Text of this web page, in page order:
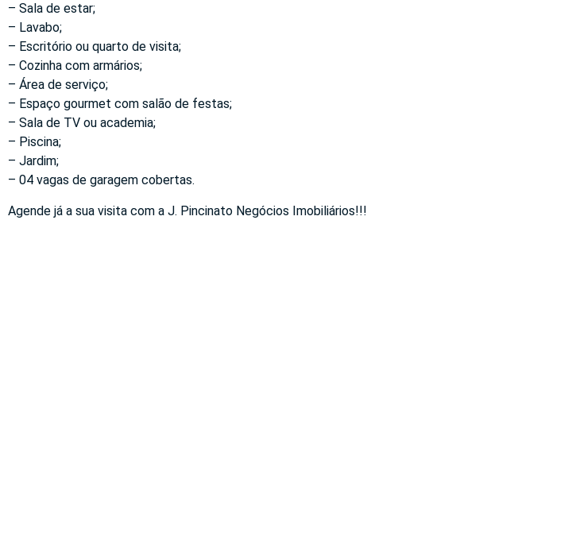
– Sala de estar;
– Lavabo;
– Escritório ou quarto de visita;
– Cozinha com armários;
– Área de serviço;
– Espaço gourmet com salão de festas;
– Sala de TV ou academia;
– Piscina;
– Jardim;
– 04 vagas de garagem cobertas.
Agende já a sua visita com a J. Pincinato Negócios Imobiliários!!!